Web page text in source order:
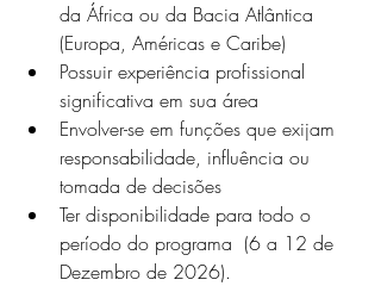
da África ou da Bacia Atlântica
(Europa, Américas e Caribe)
Possuir experiência profissional
significativa em sua área
Envolver-se em funções que exijam
responsabilidade, influência ou
tomada de decisões
Ter disponibilidade para todo o
período do programa  (6 a 12 de
Dezembro de 2026).